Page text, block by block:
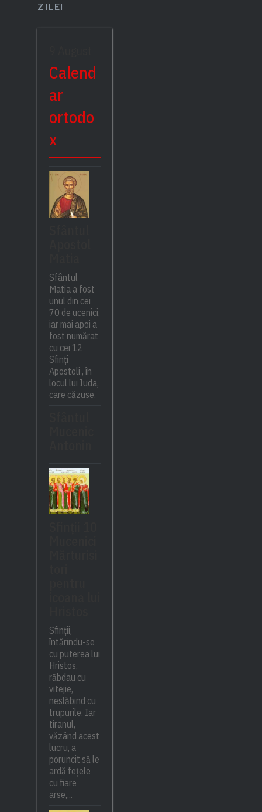
ZILEI
Calend
ar
ortodo
x
Sfântul
Matia a fost
unul din cei
70 de ucenici,
iar mai apoi a
fost numărat
cu cei 12
Sfinți
Apostoli , în
locul lui Iuda,
care căzuse.
Sfinții,
întărindu-se
cu puterea lui
Hristos,
răbdau cu
vitejie,
neslăbind cu
trupurile. Iar
tiranul,
văzând acest
lucru, a
poruncit să le
ardă fețele
cu fiare
arse,...